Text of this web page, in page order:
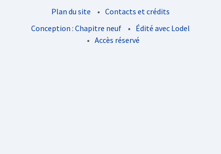
Plan du site
Contacts et crédits
Conception : Chapitre neuf
Édité avec Lodel
Accès réservé